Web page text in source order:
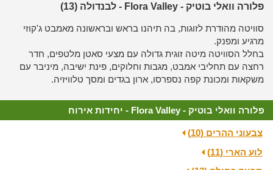
פלורה וואלי בוטיק - Flora Valley - לבנדולה (13)
סוויטה מהודרת לזוגות, בה תיהנו בראש ובראשונה מאמבט ג'קוזי
מרגיע ומפנק.
בחלל הסוויטה מיטה זוגית גדולה עם מצעי סאטן מלטפים, חדר
רחצה עם תחליבי אמבט, מגבות וחלוקים, פינת ישיבה, מיניבר עם
משקאות ומכונת קפה נספרסו, ארון בגדים ומסך טלוויזיה.
פלורה וואלי בוטיק - Flora Valley - יחידות אירוח
צבעוני ההרים (10)
לוע הארי (11)